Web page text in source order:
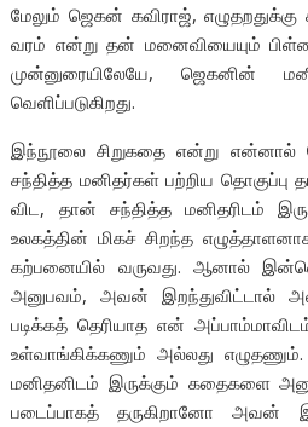
மேலும் ஜெகன் கவிராஜ்,
வரம் என்று தன் மனைவியையும்
முன்னுரையிலேயே, ஜெகனின்
வெளிப்படுகிறது.
இந்நூலை சிறுகதை என்று என்னால்
சந்தித்த மனிதர்கள் பற்றிய தொகுப்பு
விட, தான் சந்தித்த மனிதரிடம்
உலகத்தின் மிகச் சிறந்த
கற்பனையில் வருவது. ஆனால்
அனுபவம், அவன் இறந்துவிட்டால்
படிக்கத் தெரியாத என்
உள்வாங்கிக்கணும் அல்லது
மனிதனிடம் இருக்கும் கதைகளை
படைப்பாகத் தருகிறானோ அவன்